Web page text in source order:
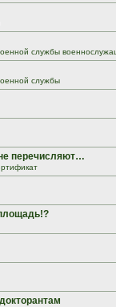
службы
службы
перечисляют…